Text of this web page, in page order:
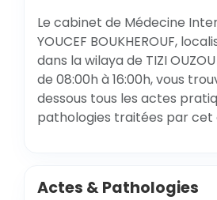
Le cabinet de Médecine
YOUCEF BOUKHEROUF,
dans la wilaya de TIZI
de 08:00h à 16:00h, vous
dessous tous les actes
pathologies traitées par cet
Actes & Pathologies